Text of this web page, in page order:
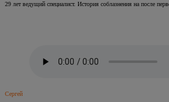
29 лет ведущий специалист. История соблазнения на после
Сергей